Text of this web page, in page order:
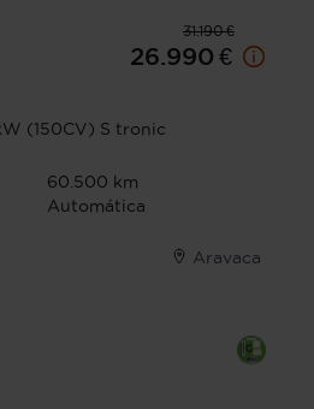
31.190 €
26.990 €
(150CV) S tronic
60.500 km
Automática
Aravaca